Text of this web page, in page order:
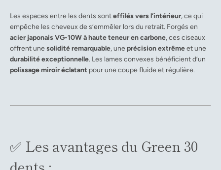
Les espaces entre les dents sonteffilés vers l’intérieur, ce qui
empêche les cheveux de s’emmêler lors du retrait. Forgés en
acier japonais VG-10W à haute teneur en carbone, ces ciseaux
offrent une solidité remarquable, une précision extrêmeet une
durabilité exceptionnelle. Les lames convexes bénéficient d’un
polissage miroir éclatant pour une coupe fluide et régulière.
✅ Les avantages du Green 30